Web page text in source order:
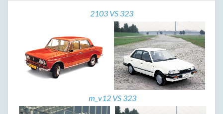
2103 VS 323
m_v12 VS 323